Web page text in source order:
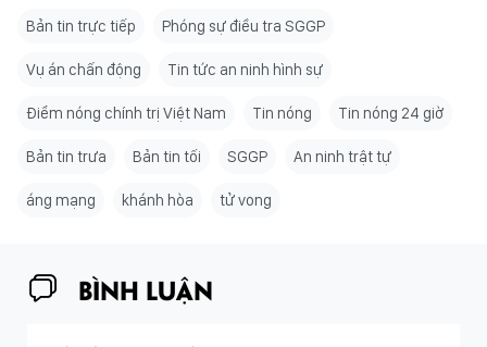
Bản tin trực tiếp Phóng sự điều tra SGGP
Vụ án chấn động Tin tức an ninh hình sự
Điểm nóng chính trị Việt Nam Tin nóng Tin nóng 24 giờ
Bản tin trưa Bản tin tối SGGP An ninh trật tự
áng mạng khánh hòa tử vong
BÌNH LUẬN